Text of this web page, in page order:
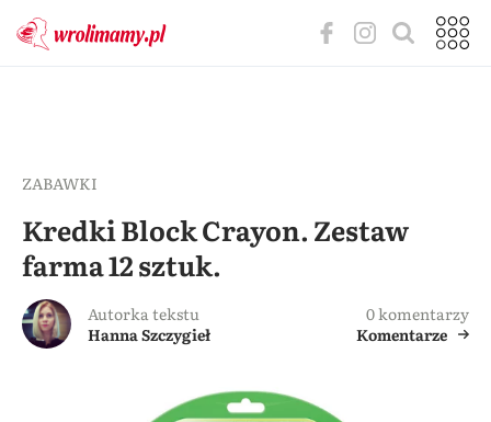
ZABAWKI
Kredki Block Crayon. Zestaw
farma 12 sztuk.
Autorka tekstu
Hanna Szczygieł
0 komentarzy
Komentarze